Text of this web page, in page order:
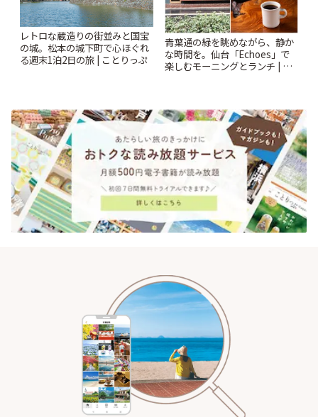
レトロな蔵造りの街並みと国宝
の城。松本の城下町で心ほぐれ
る週末1泊2日の旅 | ことりっぷ
青葉通の緑を眺めながら、静か
な時間を。仙台「Echoes」で
楽しむモーニングとランチ | こ